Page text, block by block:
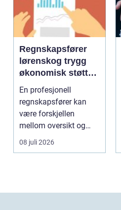
Regnskapsfører
lørenskog trygg
økonomisk støtte i
hverdagen
En profesjonell
regnskapsfører kan
være forskjellen
mellom oversikt og
kaos i bedriftens
økonomi. Fo...
08 juli 2026